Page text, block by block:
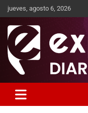
jueves, agosto 6, 2026
Exprimidor